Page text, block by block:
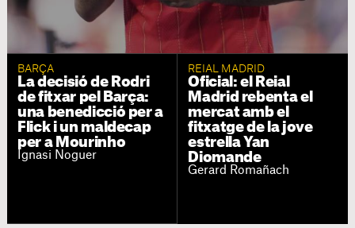
BARÇA
La decisió de Rodri
de fitxar pel Barça:
una benedicció per a
Flick i un maldecap
per a Mourinho
Ignasi Noguer
REIAL MADRID
Oficial: el Reial
Madrid rebenta el
mercat amb el
fitxatge de la jove
estrella Yan
Diomande
Gerard Romañach